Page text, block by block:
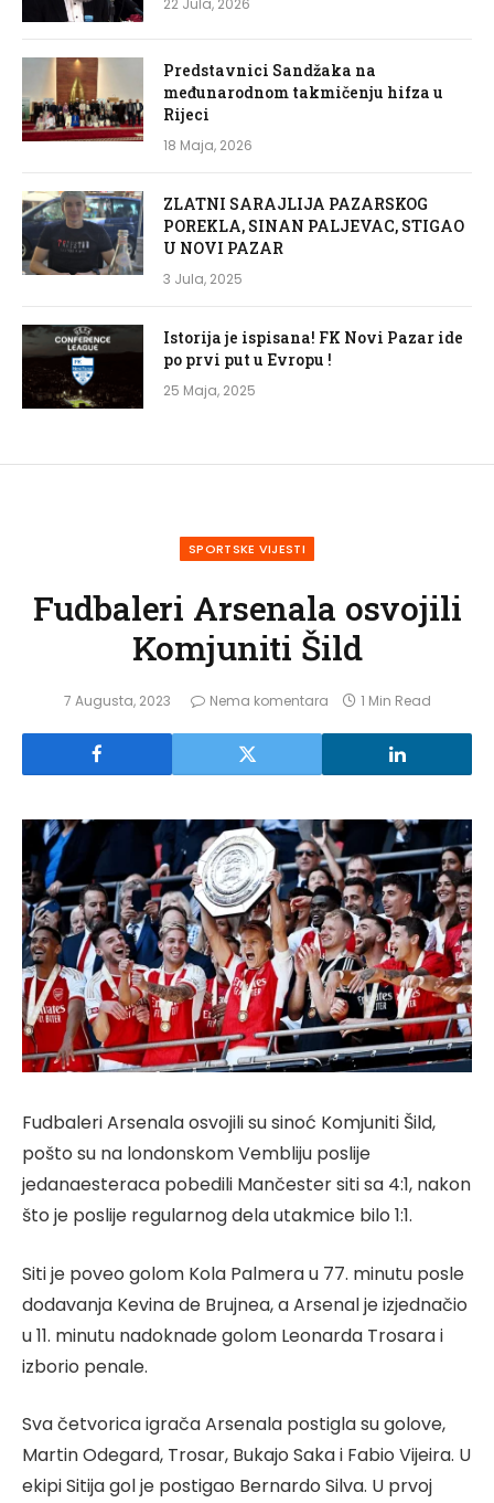
Predstavnici Sandžaka na
međunarodnom takmičenju hifza u
Rijeci
18 Maja, 2026
ZLATNI SARAJLIJA PAZARSKOG
POREKLA, SINAN PALJEVAC, STIGAO
U NOVI PAZAR
3 Jula, 2025
Istorija je ispisana! FK Novi Pazar ide
po prvi put u Evropu !
25 Maja, 2025
SPORTSKE VIJESTI
Fudbaleri Arsenala osvojili
Komjuniti Šild
7 Augusta, 2023 Nema komentara 1 Min Read
Fudbaleri Arsenala osvojili su sinoć Komjuniti Šild,
pošto su na londonskom Vembliju poslije
jedanaesteraca pobedili Mančester siti sa 4:1, nakon
što je poslije regularnog dela utakmice bilo 1:1.
Siti je poveo golom Kola Palmera u 77. minutu posle
dodavanja Kevina de Brujnea, a Arsenal je izjednačio
u 11. minutu nadoknade golom Leonarda Trosara i
izborio penale.
Sva četvorica igrača Arsenala postigla su golove,
Martin Odegard, Trosar, Bukajo Saka i Fabio Vijeira. U
ekipi Sitija gol je postigao Bernardo Silva. U prvoj